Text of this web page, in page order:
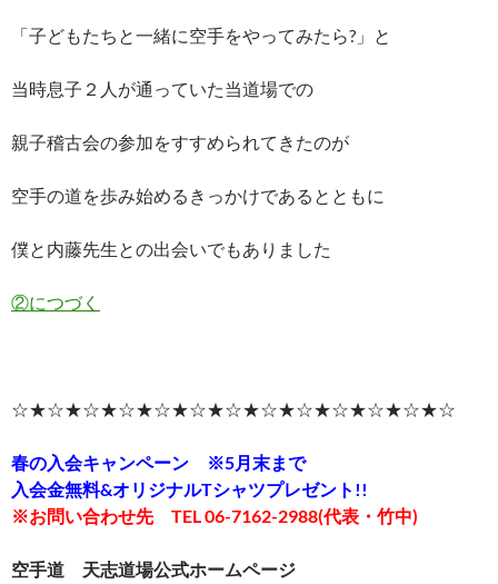
「子どもたちと一緒に空手をやってみたら?」と
当時息子２人が通っていた当道場での
親子稽古会の参加をすすめられてきたのが
空手の道を歩み始めるきっかけであるとともに
僕と内藤先生との出会いでもありました
②につづく
☆★☆★☆★☆★☆★☆★☆★☆★☆★☆★☆★☆★☆
春の入会キャンペーン ※5月末まで
入会金無料&オリジナルTシャツプレゼント!!
※お問い合わせ先 TEL 06-7162-2988(代表・竹中)
空手道 天志道場公式ホームページ